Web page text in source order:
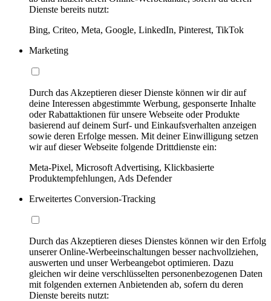
Dienste bereits nutzt:
Bing, Criteo, Meta, Google, LinkedIn, Pinterest, TikTok
Marketing
Durch das Akzeptieren dieser Dienste können wir dir auf
deine Interessen abgestimmte Werbung, gesponserte Inhalte
oder Rabattaktionen für unsere Webseite oder Produkte
basierend auf deinem Surf- und Einkaufsverhalten anzeigen
sowie deren Erfolge messen. Mit deiner Einwilligung setzen
wir auf dieser Webseite folgende Drittdienste ein:
Meta-Pixel, Microsoft Advertising, Klickbasierte
Produktempfehlungen, Ads Defender
Erweitertes Conversion-Tracking
Durch das Akzeptieren dieses Dienstes können wir den Erfolg
unserer Online-Werbeeinschaltungen besser nachvollziehen,
auswerten und unser Werbeangebot optimieren. Dazu
gleichen wir deine verschlüsselten personenbezogenen Daten
mit folgenden externen Anbietenden ab, sofern du deren
Dienste bereits nutzt: